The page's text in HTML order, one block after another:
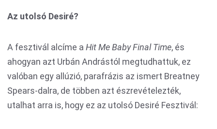
Az utolsó Desiré?
A fesztivál alcíme a Hit Me Baby Final Time, és
ahogyan azt Urbán Andrástól megtudhattuk, ez
valóban egy allúzió, parafrázis az ismert Breatney
Spears-dalra, de többen azt észrevételezték,
utalhat arra is, hogy ez az utolsó Desiré Fesztivál: